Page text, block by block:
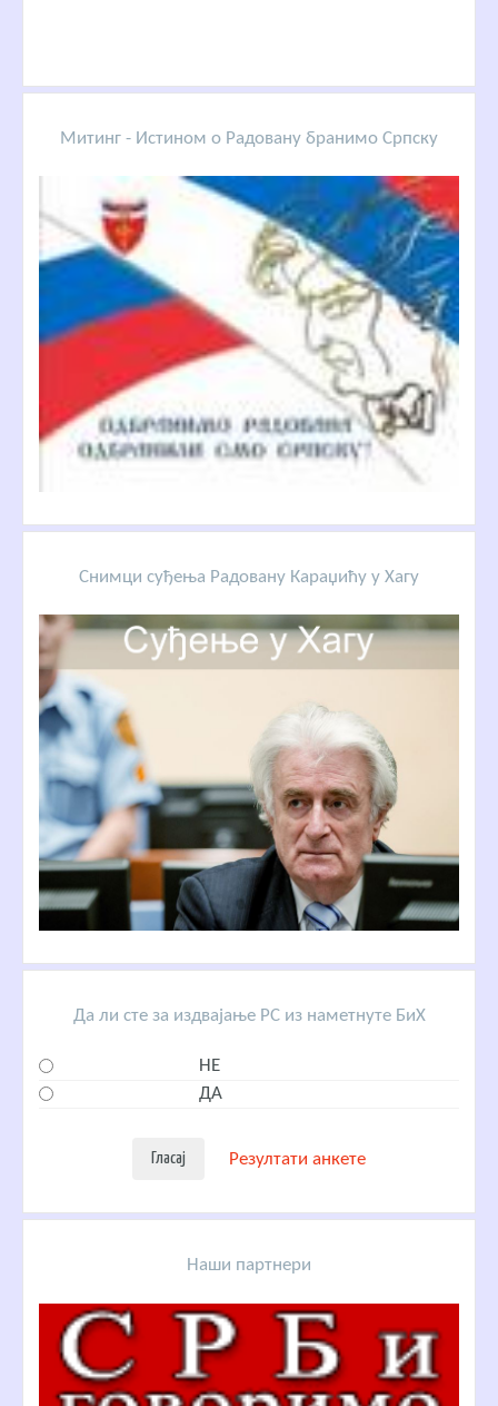
Митинг - Истином о Радовану бранимо Српску
Снимци суђења Радовану Караџићу у Хагу
Да ли сте за издвајање РС из наметнуте БиХ
НЕ
ДА
Резултати анкете
Наши партнери